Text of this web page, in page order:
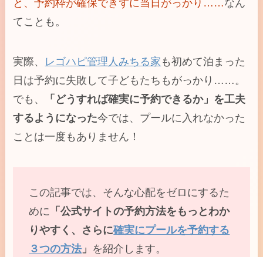
と、予約枠が確保できずに当日がっかり……なん
てことも。
実際、 レゴハピ管理人みちる家 も初めて泊まった
日は予約に失敗して子どもたちもがっかり……。
でも、
「どうすれば確実に予約できるか」を工夫
するようになった今では、プールに入れなかった
ことは一度もありません！
この記事では、そんな心配をゼロにするた
めに 「公式サイトの予約方法をもっとわか
りやすく、さらに確実にプールを予約する
３つの方法」 を紹介します。